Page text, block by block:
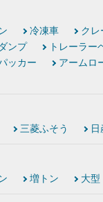
冷凍車
クレ
ダンプ
トレーラー
ッカー アームロ
三菱ふそう 日
増トン 大型